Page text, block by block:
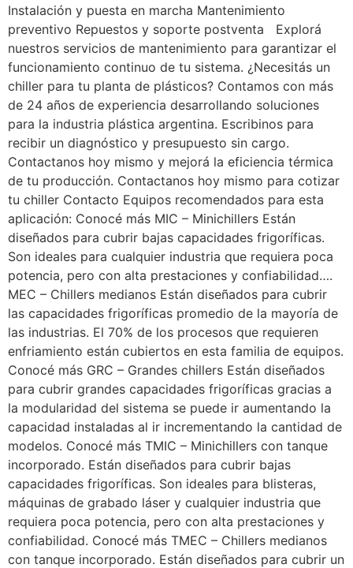
Instalación y puesta en marcha Mantenimiento
preventivo Repuestos y soporte postventa Explorá
nuestros servicios de mantenimiento para garantizar el
funcionamiento continuo de tu sistema. ¿Necesitás un
chiller para tu planta de plásticos? Contamos con más
de 24 años de experiencia desarrollando soluciones
para la industria plástica argentina. Escribinos para
recibir un diagnóstico y presupuesto sin cargo.
Contactanos hoy mismo y mejorá la eficiencia térmica
de tu producción. Contactanos hoy mismo para cotizar
tu chiller Contacto Equipos recomendados para esta
aplicación: Conocé más MIC – Minichillers Están
diseñados para cubrir bajas capacidades frigoríficas.
Son ideales para cualquier industria que requiera poca
potencia, pero con alta prestaciones y confiabilidad….
MEC – Chillers medianos Están diseñados para cubrir
las capacidades frigoríficas promedio de la mayoría de
las industrias. El 70% de los procesos que requieren
enfriamiento están cubiertos en esta familia de equipos.
Conocé más GRC – Grandes chillers Están diseñados
para cubrir grandes capacidades frigoríficas gracias a
la modularidad del sistema se puede ir aumentando la
capacidad instaladas al ir incrementando la cantidad de
modelos. Conocé más TMIC – Minichillers con tanque
incorporado. Están diseñados para cubrir bajas
capacidades frigoríficas. Son ideales para blisteras,
máquinas de grabado láser y cualquier industria que
requiera poca potencia, pero con alta prestaciones y
confiabilidad. Conocé más TMEC – Chillers medianos
con tanque incorporado. Están diseñados para cubrir un